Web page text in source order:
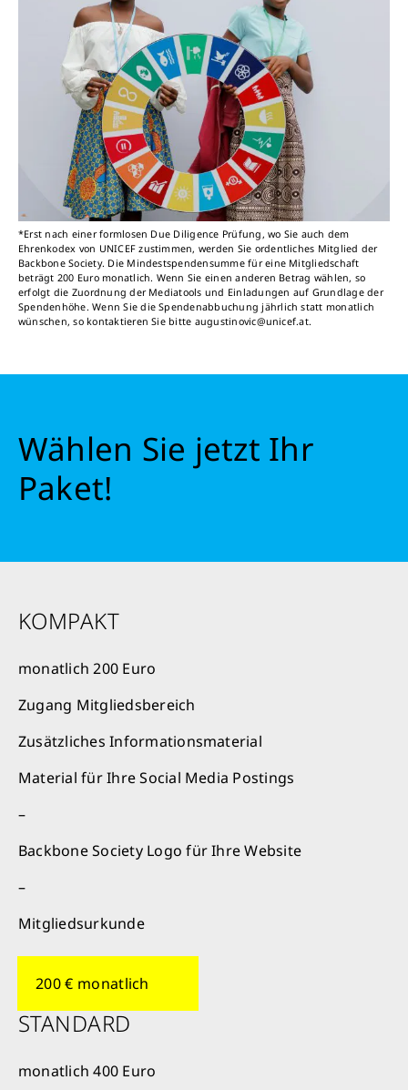
*Erst nach einer formlosen Due Diligence Prüfung, wo Sie auch dem
Ehrenkodex von UNICEF zustimmen, werden Sie ordentliches Mitglied der
Backbone Society. Die Mindestspendensumme für eine Mitgliedschaft
beträgt 200 Euro monatlich. Wenn Sie einen anderen Betrag wählen, so
erfolgt die Zuordnung der Mediatools und Einladungen auf Grundlage der
Spendenhöhe. Wenn Sie die Spendenabbuchung jährlich statt monatlich
wünschen, so kontaktieren Sie bitte augustinovic@unicef.at.
Wählen Sie jetzt Ihr
Paket!
KOMPAKT
monatlich 200 Euro
Zugang Mitgliedsbereich
Zusätzliches Informationsmaterial
Material für Ihre Social Media Postings
–
Backbone Society Logo für Ihre Website
–
Mitgliedsurkunde
200 € monatlich
STANDARD
monatlich 400 Euro